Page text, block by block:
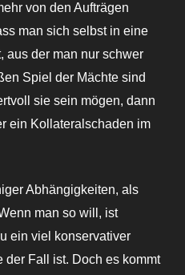
von den Aufträgen
man sich selbst in eine
aus der man nur schwer
Spiel der Mächte sind
sie sein mögen, dann
ein Kollateralschaden im
Abhängigkeiten, als
man so will, ist
ein viel konservativer
der Fall ist. Doch es kommt